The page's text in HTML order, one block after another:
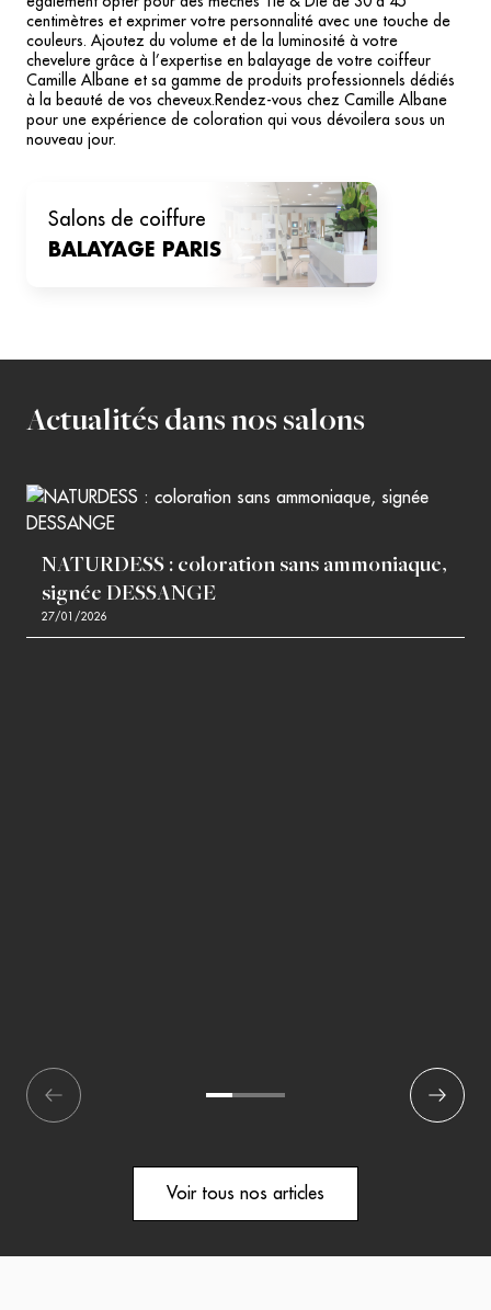
centimètres et exprimer votre personnalité avec une touche de
couleurs. Ajoutez du volume et de la luminosité à votre
chevelure grâce à l’expertise en balayage de votre coiffeur
Camille Albane et sa gamme de produits professionnels dédiés
à la beauté de vos cheveux.Rendez-vous chez Camille Albane
pour une expérience de coloration qui vous dévoilera sous un
nouveau jour.
salons de coiffure
BALAYAGE
PARIS
Actualités dans nos salons
NATURDESS : coloration sans ammoniaque,
signée DESSANGE
27/01/2026
Suivant
Voir tous nos articles